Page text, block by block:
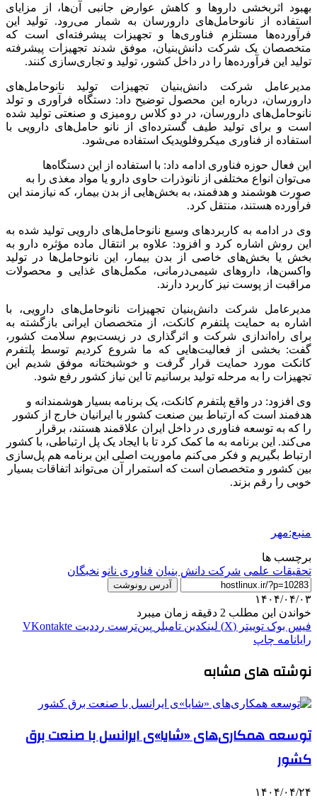
بهبود اثربخشی داروها و کاهش عوارض جانبی آن‌ها، از مزایای
استفاده از نانوحامل‌های دارورسان به شمار می‌رود. تولید این
فرآورده‌ها مستلزم فناوری‌ها و تجهیزات پیشرفته‌ای است که
متخصصان یک شرکت دانش‌بنیان، موفق شدند تجهیزات پیشرفته
تولید این فرآورده‌ها را در داخل کشور، تولید و تجاری‌سازی کنند.
مدیرعامل شرکت دانش‌بنیان تجهیزات تولید نانوحامل‌های
دارورسان، درباره این محصول توضیح داد: دستگاه فرآوری و تولد
نانوحامل‌های دارورسان، در دو کلاس رومیزی و صنعتی تولید شده
است و برای تولید طیف گسترده‌ای از نانو حامل‌های دارویی با
استفاده از فناوری میکروفلویدیک استفاده می‌شود.
این فعال حوزه فناوری ادامه داد: با استفاده از این دستگاه‌ها
می‌توان انواع مختلفی از نانوذرات حاوی دارو یا مواد مغذی را به
صورت هوشمند و هدفمند، به بخش‌هایی از بدن بیمار، که نیازمند این
فرآورده هستند، منتقل کرد.
وی در ادامه به کاربردهای وسیع نانوحامل‌های دارویی تولید شده به
این روش اشاره کرد و افزود: علاوه بر انتقال ماده مؤثره دارو به
بخش یا بخش‌های خاصی از بدن بیمار، این نانوحامل‌ها در تولید
واکسن‌ها، داروهای شیمی‌درمانی، مکمل‌های غذایی و محصولات
مراقبت از پوست نیز کاربرد دارند.
مدیرعامل شرکت دانش‌بنیان تجهیزات نانوحامل‌های دارویی، با
اشاره به حمایت پلتفرم کانکت، از متخصصان ایرانی بازگشته به
برای راه‌اندازی شرکت و اثرگذاری در زیست‌بوم سلامت کشور،
گفت: بخشی از فعالیت‌هایی که ما شروع کردیم توسط پلتفرم
کانکت مورد حمایت قرار گرفت و خوشبختانه موفق شدیم این
تجهیزات را به مرحله تولید برسانیم تا این نیاز کشور رفع شود.
وی افزود: در واقع پلتفرم کانکت، یک برنامه بسیار هوشمندانه و
هدفمند است که ارتباط بین صنعت کشور با ایرانیان خارج از کشور
را که به توسعه فناوری در داخل ایران علاقمند هستند، برقرار
می‌کند. این برنامه به ما کمک کرد تا با ایجاد یک پل ارتباطی، با کشور
ارتباط بگیریم و فکر می‌کنم ماموریت اصلی این برنامه هم پل‌سازی
بین کشور و متخصصان است که استمرار آن می‌تواند اتفاقات بسیار
خوبی را رقم بزند.
منبع:مهر
برچسب ها
تحقیقات علمی شرکت دانش بنیان فناوری نانو نخبگان
آدرس رونوشت
۱۴۰۴/۰۴/۰۳
خواندن این مطلب 2 دقیقه زمان میبرد
فیس بوک توییتر (X) لینکدین ‫تامبلر ‫پین‌ترست ‫رددیت ‫VKontakte
رایانامه چاپ
نوشته های مشابه
توسعه همکاری‌های «شایا»ی ایرانسل با صنعت برق
کشور
۱۴۰۴/۰۴/۲۴